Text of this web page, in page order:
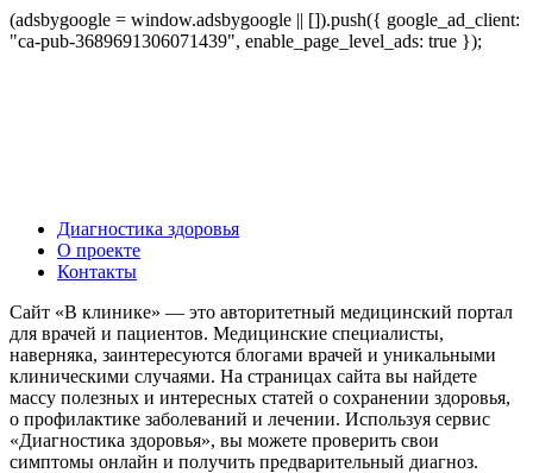
(adsbygoogle = window.adsbygoogle || []).push({ google_ad_client:
"ca-pub-3689691306071439", enable_page_level_ads: true });
Диагностика здоровья
О проекте
Контакты
Сайт «В клинике» — это авторитетный медицинский портал
для врачей и пациентов. Медицинские специалисты,
наверняка, заинтересуются блогами врачей и уникальными
клиническими случаями. На страницах сайта вы найдете
массу полезных и интересных статей о сохранении здоровья,
о профилактике заболеваний и лечении. Используя сервис
«Диагностика здоровья», вы можете проверить свои
симптомы онлайн и получить предварительный диагноз.